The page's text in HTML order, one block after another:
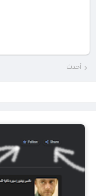
أحدث